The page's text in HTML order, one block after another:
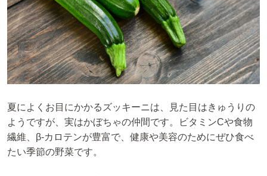
夏によくお目にかかるズッキーニは、見た目はきゅうりの
ようですが、実はかぼちゃの仲間です。ビタミンCや食物
繊維、β-カロテンが豊富で、健康や美容のためにぜひ食べ
たい季節の野菜です。